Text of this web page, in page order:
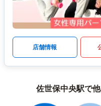
店舗情報
佐世保中央駅で